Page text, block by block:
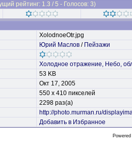
рейтинг: 1.3 / 5 - Голосов: 3)
XolodnoeOtr.jpg
Юрий Маслов / Пейзажи
Холодное отражение, Небо,
53 KB
Окт 17, 2005
550 x 410 пикселей
2298 раз(а)
http://photo.murman.ru/
Добавить в Избранное